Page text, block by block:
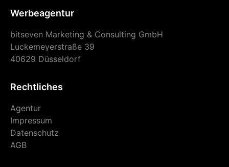
Werbeagentur
bitseven Marketing & Consulting GmbH
Luckemeyerstraße 39
40629 Düsseldorf
Rechtliches
Agentur
Impressum
Datenschutz
AGB